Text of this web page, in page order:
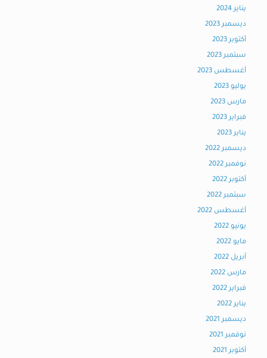
يناير 2024
ديسمبر 2023
أكتوبر 2023
سبتمبر 2023
أغسطس 2023
يوليو 2023
مارس 2023
فبراير 2023
يناير 2023
ديسمبر 2022
نوفمبر 2022
أكتوبر 2022
سبتمبر 2022
أغسطس 2022
يونيو 2022
مايو 2022
أبريل 2022
مارس 2022
فبراير 2022
يناير 2022
ديسمبر 2021
نوفمبر 2021
أكتوبر 2021